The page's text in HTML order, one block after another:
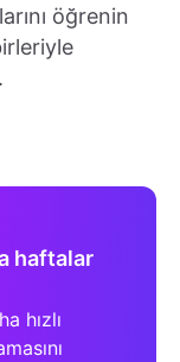
öğrenin
haftalar
hızlı